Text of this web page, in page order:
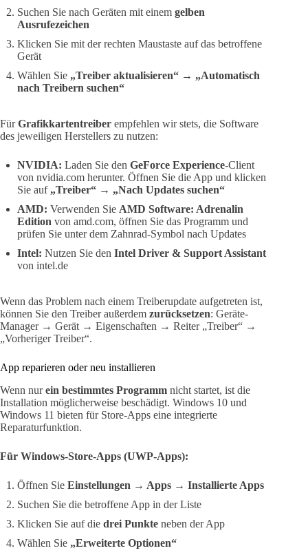
Suchen Sie nach Geräten mit einem gelben
Ausrufezeichen
Klicken Sie mit der rechten Maustaste auf das betroffene
Gerät
Wählen Sie „Treiber aktualisieren“ → „Automatisch
nach Treibern suchen“
FürGrafikkartentreiber empfehlen wir stets, die Software
des jeweiligen Herstellers zu nutzen:
NVIDIA: Laden Sie den GeForce Experience-Client
von nvidia.com herunter. Öffnen Sie die App und klicken
Sie auf „Treiber“ → „Nach Updates suchen“
AMD: Verwenden Sie AMD Software: Adrenalin
Edition von amd.com, öffnen Sie das Programm und
prüfen Sie unter dem Zahnrad-Symbol nach Updates
Intel: Nutzen Sie den Intel Driver & Support Assistant
von intel.de
Wenn das Problem nach einem Treiberupdate aufgetreten ist,
können Sie den Treiber außerdem zurücksetzen: Geräte-
Manager → Gerät → Eigenschaften → Reiter „Treiber“ →
„Vorheriger Treiber“.
App reparieren oder neu installieren
Wenn nurein bestimmtes Programm nicht startet, ist die
Installation möglicherweise beschädigt. Windows 10 und
Windows 11 bieten für Store-Apps eine integrierte
Reparaturfunktion.
Für Windows-Store-Apps (UWP-Apps):
Öffnen Sie Einstellungen → Apps → Installierte Apps
Suchen Sie die betroffene App in der Liste
Klicken Sie auf die drei Punkte neben der App
Wählen Sie „Erweiterte Optionen“